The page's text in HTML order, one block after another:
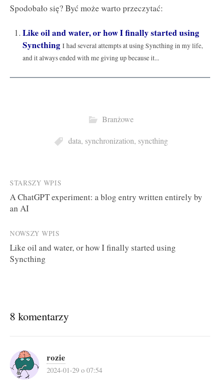
Spodobało się? Być może warto przeczytać:
Like oil and water, or how I finally started using
Syncthing I had several attempts at using Syncthing in my life,
and it always ended with me giving up because it...
Branżowe
data, synchronization, syncthing
Post
navigation
STARSZY WPIS
A ChatGPT experiment: a blog entry written entirely by
an AI
NOWSZY WPIS
Like oil and water, or how I finally started using
Syncthing
8 komentarzy
rozie
2024-01-29 o 07:54